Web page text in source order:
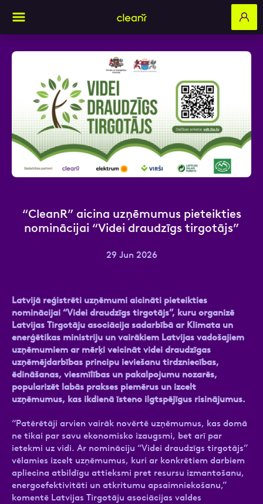
“CleanR” aicina uzņēmumus pieteikties
nominācijai “Videi draudzīgs tirgotājs”
29 Jun 2026
Latvijā reģistrēti uzņēmumi aicināti pieteikties
nominācijai “Videi draudzīgs tirgotājs”, kuru organizē
Latvijas Tirgotāju asociācija sadarbībā ar Klimata un
enerģētikas ministriju un vairākiem Latvijas vadošajiem
uzņēmumiem ar mērķi veicināt videi draudzīgas
uzņēmējdarbības principu ieviešanu tirdzniecības,
ēdināšanas, viesmīlības un pakalpojumu nozarēs,
popularizēt labās prakses piemērus un izcelt
uzņēmumus, kas ikdienā īsteno ilgtspējīgus risinājumus.
“Patērētāji arvien vairāk novērtē uzņēmumus, kas domā
ne tikai par savu ekonomisko izaugsmi, bet arī par
ietekmi uz vidi. Ar nomināciju “Videi draudzīgs tirgotājs”
vēlamies izcelt uzņēmumus, kuri ar konkrētiem darbiem
apliecina atbildīgu attieksmi pret resursu izmantošanu,
energoefektivitāti un atkritumu apsaimniekošanu,”
komentē Latvijas Tirgotāju asociācijas valdes
Aizpildi pieteikuma formu un mēs ar tevi
sazināsimies
Vārds, Uzvārds
Ziņa
Atzīmējiet, ka piekrītat personas datu
apstrādei.Vairāk